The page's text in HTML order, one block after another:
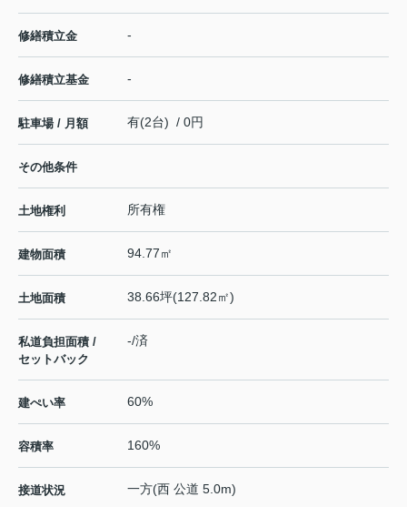
修繕積立金 -
修繕積立基金 -
駐車場 / 月額 有(2台) / 0円
その他条件
土地権利 所有権
建物面積 94.77㎡
土地面積 38.66坪(127.82㎡)
私道負担面積 /
セットバック
-/済
建ぺい率 60%
容積率 160%
接道状況 一方(西 公道 5.0m)